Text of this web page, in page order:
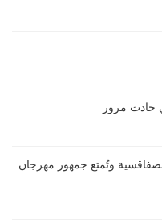
حادث مرور
وتُمتع جمهور مهرجان